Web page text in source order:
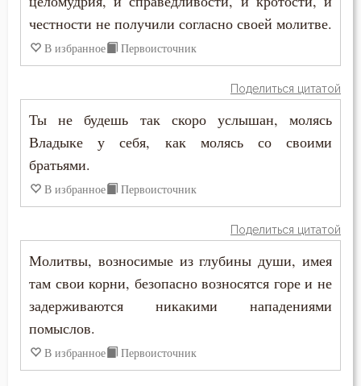
Мир
Молитва
Монастырь
Монах
Мощи
Мученичество
Надежда
Наказание
честности не получили согласно своей молитве.
В избранное Первоисточник
Поделиться цитатой
Ты не будешь так скоро услышан, молясь
Владыке у себя, как молясь со своими
братьями.
В избранное Первоисточник
Поделиться цитатой
Молитвы, возносимые из глубины души, имея
там свои корни, безопасно возносятся горе и не
задерживаются никакими нападениями
помыслов.
В избранное Первоисточник